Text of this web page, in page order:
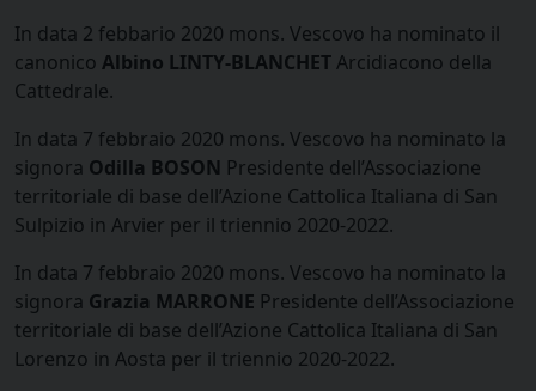
In data 2 febbario 2020 mons. Vescovo ha nominato il
canonico Albino LINTY-BLANCHETArcidiacono della
Cattedrale.
In data 7 febbraio 2020 mons. Vescovo ha nominato la
signora Odilla BOSON Presidente dell’Associazione
territoriale di base dell’Azione Cattolica Italiana di San
Sulpizio in Arvier per il triennio 2020-2022.
In data 7 febbraio 2020 mons. Vescovo ha nominato la
signora Grazia MARRONE Presidente dell’Associazione
territoriale di base dell’Azione Cattolica Italiana di San
Lorenzo in Aosta per il triennio 2020-2022.